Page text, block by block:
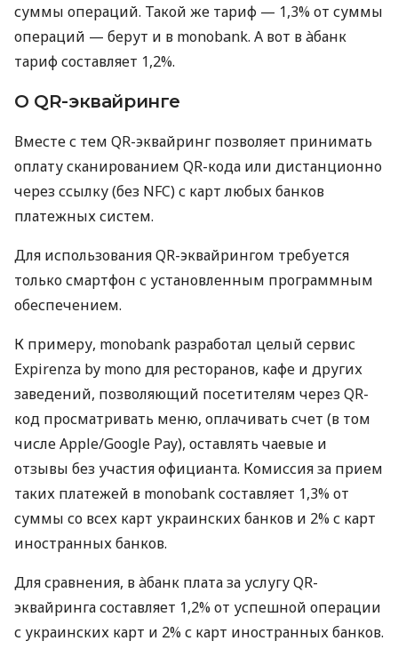
суммы операций. Такой же тариф — 1,3% от суммы
операций — берут и в monobank. А вот в àбанк
тариф составляет 1,2%.
О QR-эквайринге
Вместе с тем QR-эквайринг позволяет принимать
оплату сканированием QR-кода или дистанционно
через ссылку (без NFC) с карт любых банков
платежных систем.
Для использования QR-эквайрингом требуется
только смартфон с установленным программным
обеспечением.
К примеру, monobank разработал целый сервис
Expirenza by mono для ресторанов, кафе и других
заведений, позволяющий посетителям через QR-
код просматривать меню, оплачивать счет (в том
числе Apple/Google Pay), оставлять чаевые и
отзывы без участия официанта. Комиссия за прием
таких платежей в monobank составляет 1,3% от
суммы со всех карт украинских банков и 2% с карт
иностранных банков.
Для сравнения, в àбанк плата за услугу QR-
эквайринга составляет 1,2% от успешной операции
с украинских карт и 2% с карт иностранных банков.